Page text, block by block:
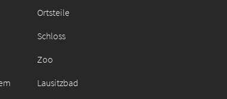
Ortsteile
Schloss
Zoo
Lausitzbad